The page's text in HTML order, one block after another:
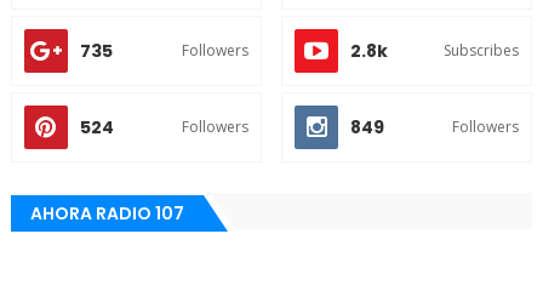
735 Followers 2.8k Subscribes
524 Followers 849 Followers
AHORA RADIO 107